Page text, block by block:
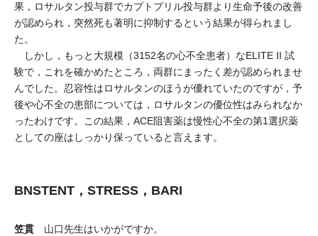
果，ロサルタン投与群でカプトプリル投与群より生命予後の改善
が認められ，突然死も著明に抑制するという結果が得られまし
た。
しかし，もっと大規模（3152名の心不全患者）なELITE II 試
験で，これを確かめたところ，両群にまったく差が認められませ
んでした。忍容性はロサルタンのほうが優れていたのですが，予
後や心不全の患部については，ロサルタンの優位性はみられなか
ったわけです。この結果，ACE阻害薬は慢性心不全の第1選択薬
としての座はしっかり保っていると言えます。
BNSTENT，STRESS，BARI
笠貫 山口先生はいかがですか。